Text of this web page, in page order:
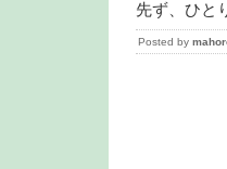
先ず、ひと
Posted by